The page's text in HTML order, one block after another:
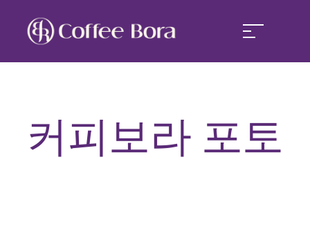
커피보라 경쟁력
커피보라 포토